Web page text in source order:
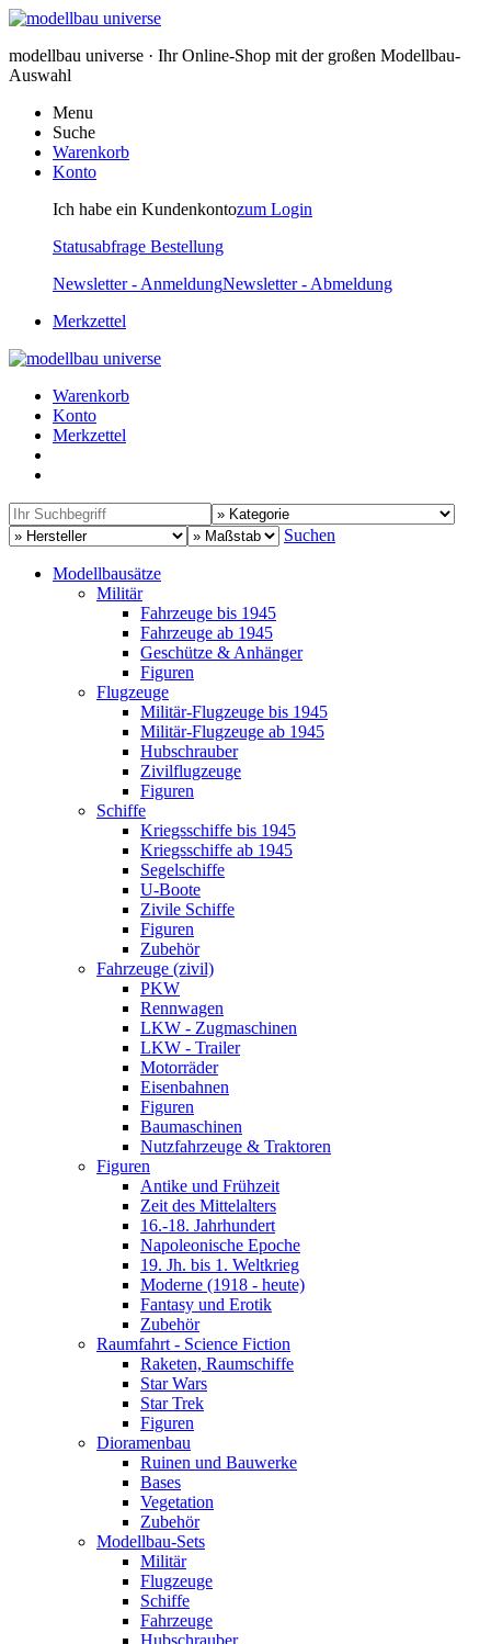
modellbau universe · Ihr Online-Shop mit der großen Modellbau-
Auswahl
Menu
Suche
Warenkorb
Konto
Ich habe ein Kundenkontozum Login
Statusabfrage Bestellung
Newsletter - AnmeldungNewsletter - Abmeldung
Merkzettel
Warenkorb
Konto
Merkzettel
Suchen
Modellbausätze
Militär
Fahrzeuge bis 1945
Fahrzeuge ab 1945
Geschütze & Anhänger
Figuren
Flugzeuge
Militär-Flugzeuge bis 1945
Militär-Flugzeuge ab 1945
Hubschrauber
Zivilflugzeuge
Figuren
Schiffe
Kriegsschiffe bis 1945
Kriegsschiffe ab 1945
Segelschiffe
U-Boote
Zivile Schiffe
Figuren
Zubehör
Fahrzeuge (zivil)
PKW
Rennwagen
LKW - Zugmaschinen
LKW - Trailer
Motorräder
Eisenbahnen
Figuren
Baumaschinen
Nutzfahrzeuge & Traktoren
Figuren
Antike und Frühzeit
Zeit des Mittelalters
16.-18. Jahrhundert
Napoleonische Epoche
19. Jh. bis 1. Weltkrieg
Moderne (1918 - heute)
Fantasy und Erotik
Zubehör
Raumfahrt - Science Fiction
Raketen, Raumschiffe
Star Wars
Star Trek
Figuren
Dioramenbau
Ruinen und Bauwerke
Bases
Vegetation
Zubehör
Modellbau-Sets
Militär
Flugzeuge
Schiffe
Fahrzeuge
Hubschrauber